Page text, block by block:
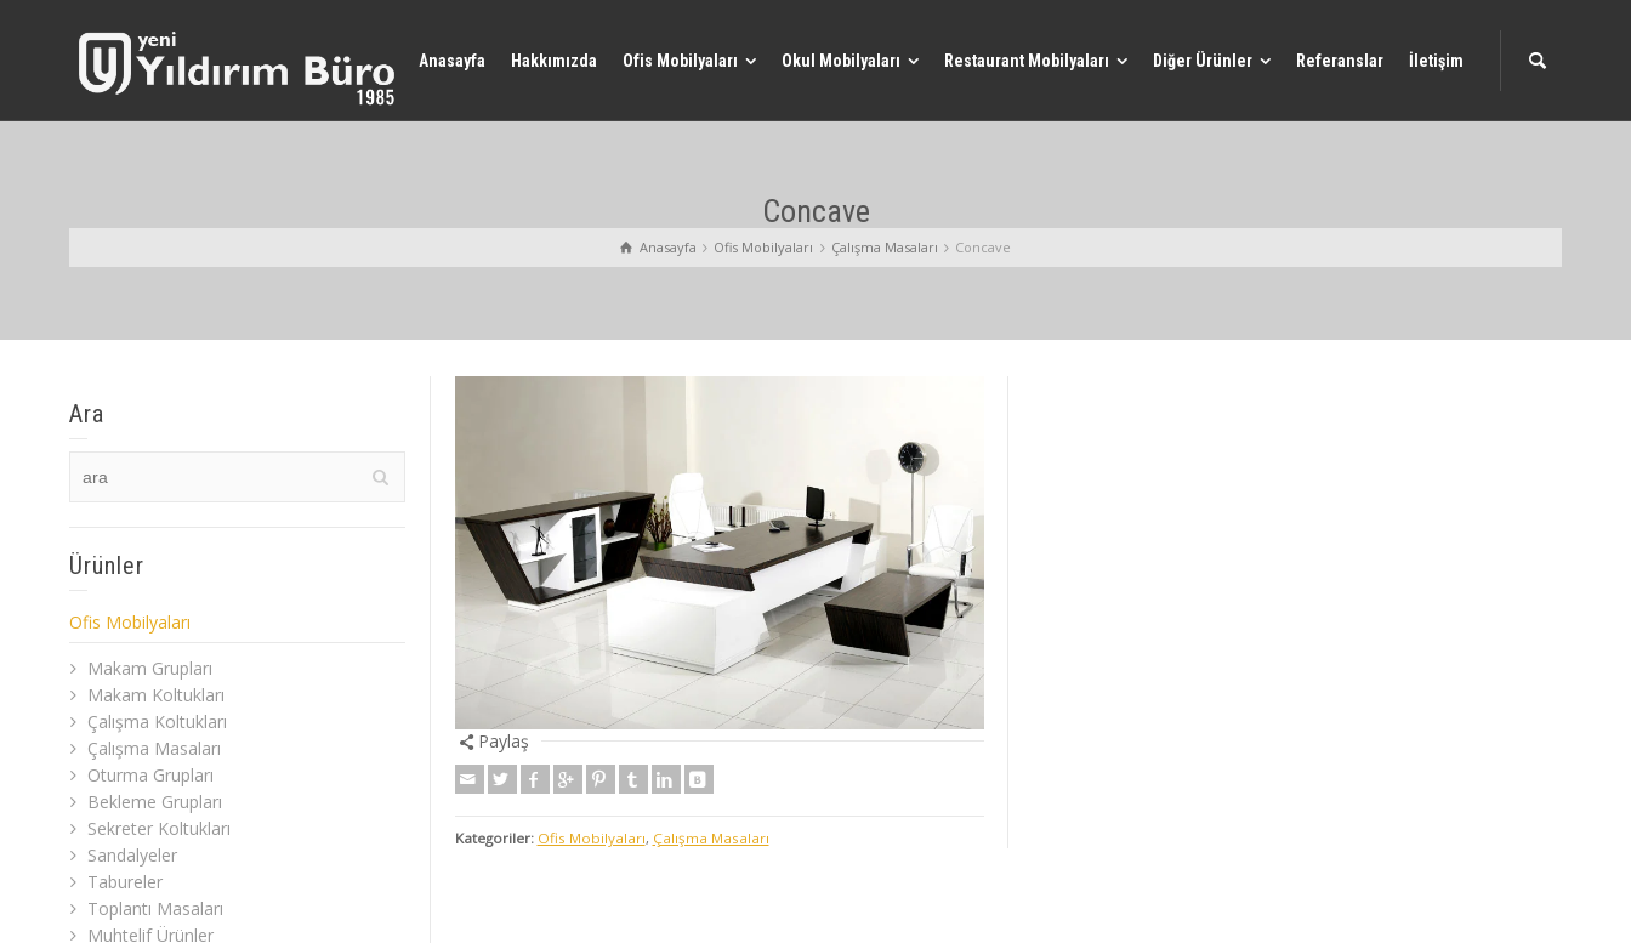
Anasayfa Hakkımızda Ofis Mobilyaları Okul Mobilyaları Restaurant Mobilyaları Diğer Ürünler Referanslar İletişim
Concave
Anasayfa Ofis Mobilyaları Çalışma Masaları Concave
Paylaş
Kategoriler: Ofis Mobilyaları, Çalışma Masaları
Ara
Ürünler
Ofis Mobilyaları
Makam Grupları
Makam Koltukları
Çalışma Koltukları
Çalışma Masaları
Oturma Grupları
Bekleme Grupları
Sekreter Koltukları
Sandalyeler
Tabureler
Toplantı Masaları
Muhtelif Ürünler